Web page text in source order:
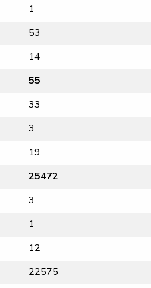
1
53
14
55
33
3
19
25472
3
1
12
22575